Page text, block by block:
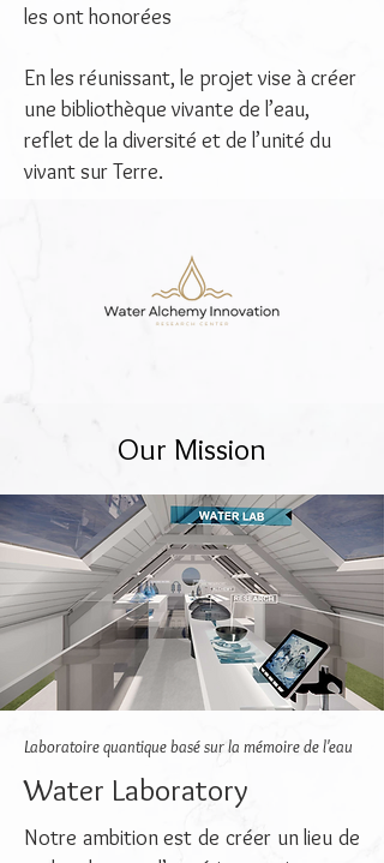
les ont honorées
En les réunissant, le projet vise à créer
une bibliothèque vivante de l’eau,
reflet de la diversité et de l’unité du
vivant sur Terre.
Our Mission
Laboratoire quantique basé sur la mémoire de l'eau
Water Laboratory
Notre ambition est de créer un lieu de